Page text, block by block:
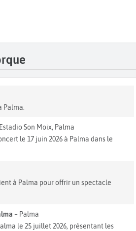
Palma.
Son Moix, Palma
le 17 juin 2026 à Palma dans le
à Palma pour offrir un spectacle
– Palma
le 25 juillet 2026, présentant les